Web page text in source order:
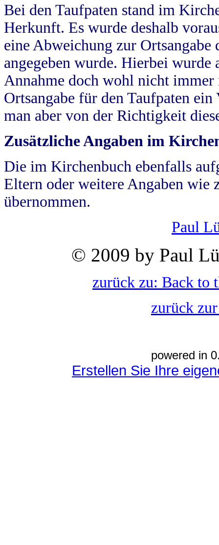
Bei den Taufpaten stand im
Herkunft. Es wurde deshalb
eine Abweichung zur
angegeben wurde. Hierbei wurde
Annahme doch wohl nicht
Ortsangabe für den Taufpaten
man aber von der Richtigkeit
Zusätzliche Angaben im
Die im Kirchenbuch ebenfalls
Eltern oder weitere Angaben wie
übernommen.
Paul
© 2009 by Paul
zurück zu: Back to
zurück
powered in
Erstellen Sie Ihre